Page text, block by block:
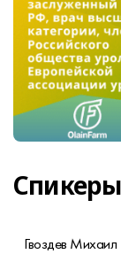
Спикеры
Гвоздев